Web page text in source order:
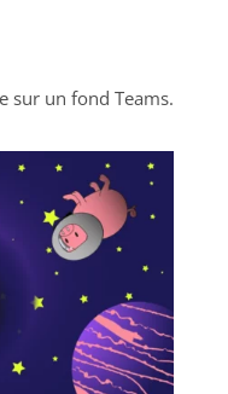
sur un fond Teams.